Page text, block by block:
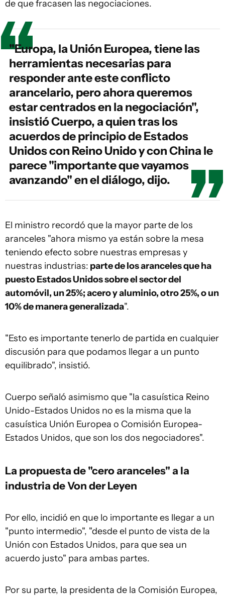
de que fracasen las negociaciones.
"Europa, la Unión Europea, tiene las
herramientas necesarias para
responder ante este conflicto
arancelario, pero ahora queremos
estar centrados en la negociación",
insistió Cuerpo, a quien tras los
acuerdos de principio de Estados
Unidos con Reino Unido y con China le
parece "importante que vayamos
avanzando" en el diálogo, dijo.
El ministro recordó que la mayor parte de los
aranceles "ahora mismo ya están sobre la mesa
teniendo efecto sobre nuestras empresas y
nuestras industrias: parte de los aranceles que ha
puesto Estados Unidos sobre el sector del
automóvil, un 25%; acero y aluminio, otro 25%, o un
10% de manera generalizada".
"Esto es importante tenerlo de partida en cualquier
discusión para que podamos llegar a un punto
equilibrado", insistió.
Cuerpo señaló asimismo que "la casuística Reino
Unido-Estados Unidos no es la misma que la
casuística Unión Europea o Comisión Europea-
Estados Unidos, que son los dos negociadores".
La propuesta de "cero aranceles" a la
industria de Von der Leyen
Por ello, incidió en que lo importante es llegar a un
"punto intermedio", "desde el punto de vista de la
Unión con Estados Unidos, para que sea un
acuerdo justo" para ambas partes.
Por su parte, la presidenta de la Comisión Europea,